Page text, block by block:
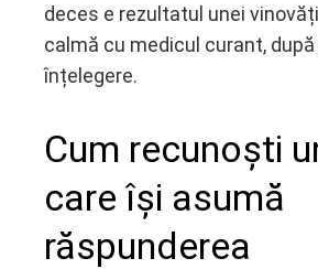
deces e rezultatul unei
calmă cu medicul curant,
înțelegere.
Cum recunoști
care își asumă
răspunderea